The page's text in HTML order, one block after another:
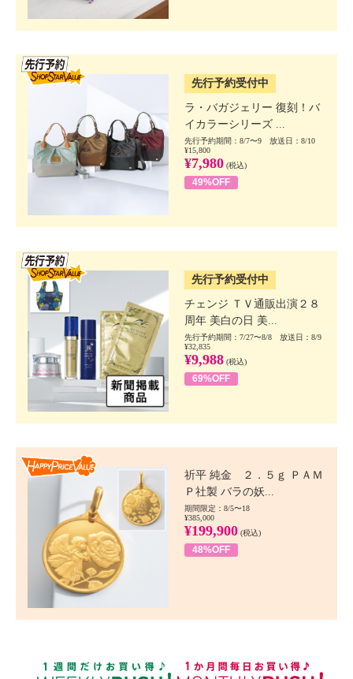
先行予約受付中
ラ・バガジェリー 復刻！バ
イカラーシリーズ ...
先行予約期間：8/7〜9 放送日：8/10
¥15,800
¥7,980 (税込)
49%OFF
先行予約受付中
チェンジ ＴＶ通販出演２８
周年 美白の日 美...
先行予約期間：7/27〜8/8 放送日：8/9
¥32,835
¥9,988 (税込)
69%OFF
祈平 純金 ２．５ｇ ＰＡＭ
Ｐ社製 バラの妖...
期間限定：8/5〜18
¥385,000
¥199,900 (税込)
48%OFF